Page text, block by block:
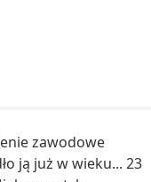
zawodowe
ją już w wieku... 23